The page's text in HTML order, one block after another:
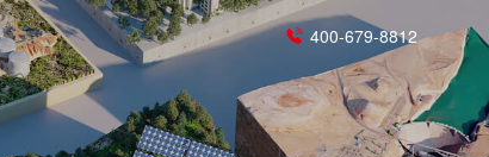
400-679-8812